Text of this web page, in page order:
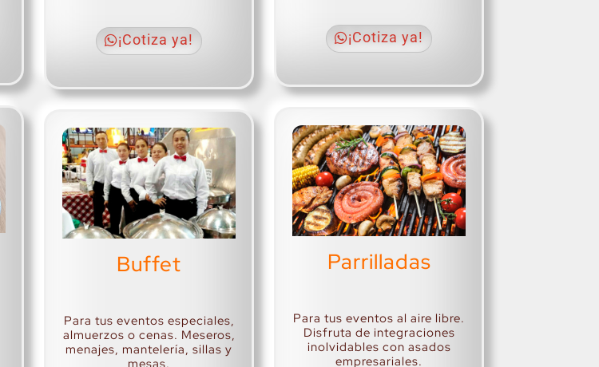
¡Cotiza ya!
Buffet
Para tus eventos especiales,
almuerzos o cenas. Meseros,
menajes, mantelería, sillas y
¡Cotiza ya!
Parrilladas
Para tus eventos al aire libre.
Disfruta de integraciones
inolvidables con asados
empresariales.